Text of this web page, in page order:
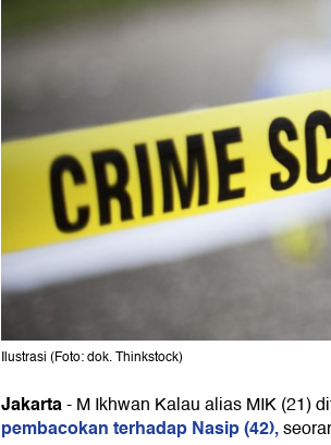
Ilustrasi (Foto: dok. Thinkstock)
Jakarta-M Ikhwan Kalau alias MIK (21)
pembacokan terhadap Nasip (42),